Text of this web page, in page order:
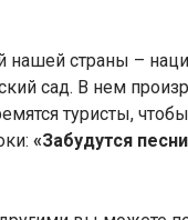
нашей страны –
сад. В нем
туристы,
«Забудутся